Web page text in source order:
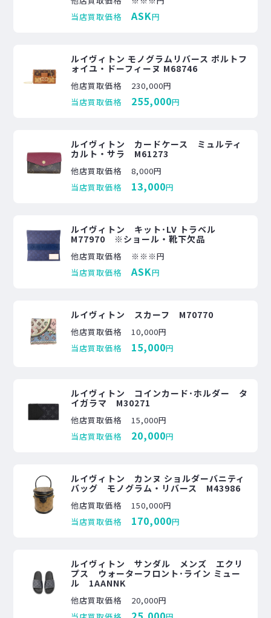
当店買取価格
ASK円
ルイヴィトン モノグラムリバース ポルトフ
ォイユ・ドーフィーヌ M68746
他店買取価格
230,000円
当店買取価格
255,000円
ルイヴィトン カードケース ミュルティ
カルト・サラ M61273
他店買取価格
8,000円
当店買取価格
13,000円
ルイヴィトン キット･LV トラベル
M77970 ※ショール・靴下欠品
他店買取価格
※※※円
当店買取価格
ASK円
ルイヴィトン スカーフ M70770
他店買取価格
10,000円
当店買取価格
15,000円
ルイヴィトン コインカード･ホルダー タ
イガラマ M30271
他店買取価格
15,000円
当店買取価格
20,000円
ルイヴィトン カンヌ ショルダーバニティ
バッグ モノグラム・リバース M43986
他店買取価格
150,000円
当店買取価格
170,000円
ルイヴィトン サンダル メンズ エクリ
プス ウォーターフロント･ライン ミュー
ル 1AANNK
他店買取価格
20,000円